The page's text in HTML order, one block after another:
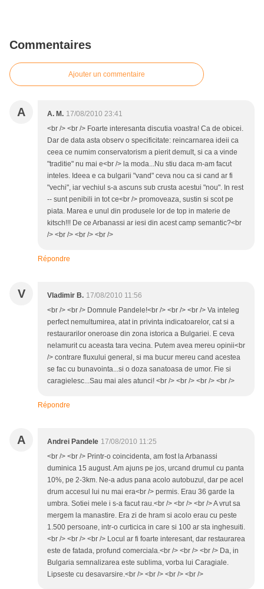
Commentaires
Ajouter un commentaire
A A. M. 17/08/2010 23:41
<br /> <br /> Foarte interesanta discutia voastra! Ca de obicei.
Dar de data asta observ o specificitate: reincarnarea ideii ca
ceea ce numim conservatorism a pierit demult, si ca a vinde
"traditie" nu mai e<br /> la moda...Nu stiu daca m-am facut
inteles. Ideea e ca bulgarii "vand" ceva nou ca si cand ar fi
"vechi", iar vechiul s-a ascuns sub crusta acestui "nou". In rest
-- sunt penibili in tot ce<br /> promoveaza, sustin si scot pe
piata. Marea e unul din produsele lor de top in materie de
kitsch!!! De ce Arbanassi ar iesi din acest camp semantic?<br
/> <br /> <br /> <br />
Répondre
V Vladimir B. 17/08/2010 11:56
<br /> <br /> Domnule Pandele!<br /> <br /> <br /> Va inteleg
perfect nemultumirea, atat in privinta indicatoarelor, cat si a
restaurarilor oneroase din zona istorica a Bulgariei. E ceva
nelamurit cu aceasta tara vecina. Putem avea mereu opinii<br
/> contrare fluxului general, si ma bucur mereu cand acestea
se fac cu bunavointa...si o doza sanatoasa de umor. Fie si
caragielesc...Sau mai ales atunci! <br /> <br /> <br /> <br />
Répondre
A Andrei Pandele 17/08/2010 11:25
<br /> <br /> Printr-o coincidenta, am fost la Arbanassi
duminica 15 august. Am ajuns pe jos, urcand drumul cu panta
10%, pe 2-3km. Ne-a adus pana acolo autobuzul, dar pe acel
drum accesul lui nu mai era<br /> permis. Erau 36 garde la
umbra. Sotiei mele i s-a facut rau.<br /> <br /> <br /> A vrut sa
mergem la manastire. Era zi de hram si acolo erau cu peste
1.500 persoane, intr-o curticica in care si 100 ar sta inghesuiti.
<br /> <br /> <br /> Locul ar fi foarte interesant, dar restaurarea
este de fatada, profund comerciala.<br /> <br /> <br /> Da, in
Bulgaria semnalizarea este sublima, vorba lui Caragiale.
Lipseste cu desavarsire.<br /> <br /> <br /> <br />